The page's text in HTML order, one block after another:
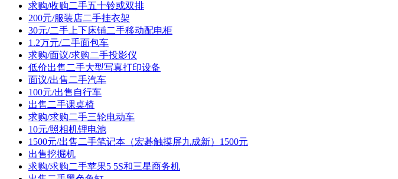
求购/收购二手五十铃或双排
200元/服装店二手挂衣架
30元/二手上下床铺二手移动配电柜
1.2万元/二手面包车
求购/面议/求购二手投影仪
低价出售二手大型写真打印设备
面议/出售二手汽车
100元/出售自行车
出售二手课桌椅
求购/求购二手三轮电动车
10元/照相机锂电池
1500元/出售二手笔记本（宏碁触摸屏九成新）1500元
出售挖掘机
求购/求购二手苹果5 5S和三星商务机